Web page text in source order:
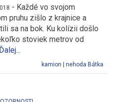
- Každé vo svojom
pruhu zišlo z krajnice a
sa na bok. Ku kolízii došlo
stoviek metrov od
Ďalej...
kamion nehoda Bátka